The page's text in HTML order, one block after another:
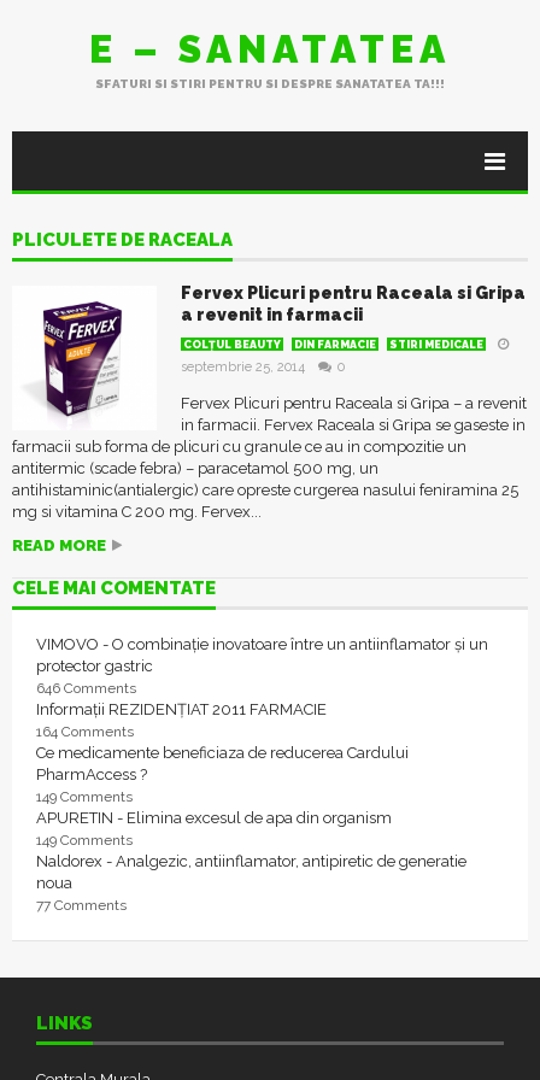
E – SANATATEA
SFATURI SI STIRI PENTRU SI DESPRE SANATATEA TA!!!
PLICULETE DE RACEALA
Fervex Plicuri pentru Raceala si Gripa
a revenit in farmacii
COLŢUL BEAUTY DIN FARMACIE STIRI MEDICALE
septembrie 25, 2014 0
Fervex Plicuri pentru Raceala si Gripa – a revenit
in farmacii. Fervex Raceala si Gripa se gaseste in
farmacii sub forma de plicuri cu granule ce au in compozitie un
antitermic (scade febra) – paracetamol 500 mg, un
antihistaminic(antialergic) care opreste curgerea nasului feniramina 25
mg si vitamina C 200 mg. Fervex...
READ MORE
CELE MAI COMENTATE
VIMOVO - O combinație inovatoare între un antiinflamator și un
protector gastric
646 Comments
Informații REZIDENȚIAT 2011 FARMACIE
164 Comments
Ce medicamente beneficiaza de reducerea Cardului
PharmAccess ?
149 Comments
APURETIN - Elimina excesul de apa din organism
149 Comments
Naldorex - Analgezic, antiinflamator, antipiretic de generatie
noua
77 Comments
LINKS